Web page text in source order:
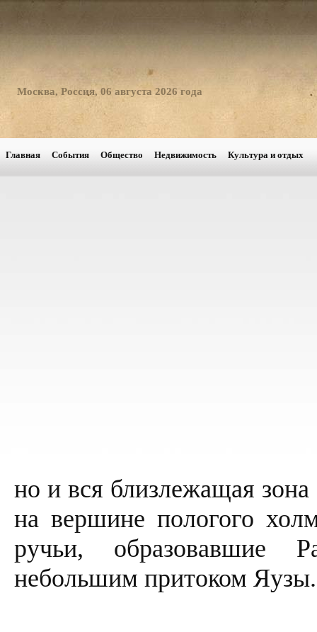
Москва, Россия, 06 августа 2026 года
Главная События Общество Недвижимость Культура и отдых
но и вся близлежащая
на вершине пологого
ручьи, образовавшие
небольшим притоком Яузы.